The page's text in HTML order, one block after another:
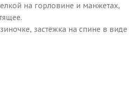
на горловине и манжетах,
застёжка на спине в виде